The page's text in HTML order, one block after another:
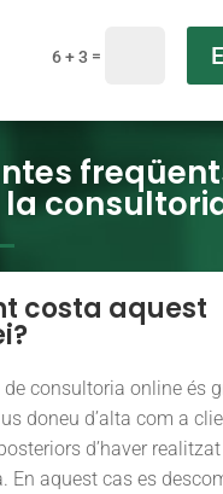
6 + 3 =
costa aquest
de consultoria online és
doneu d’alta com a
d’haver
En aquest cas es